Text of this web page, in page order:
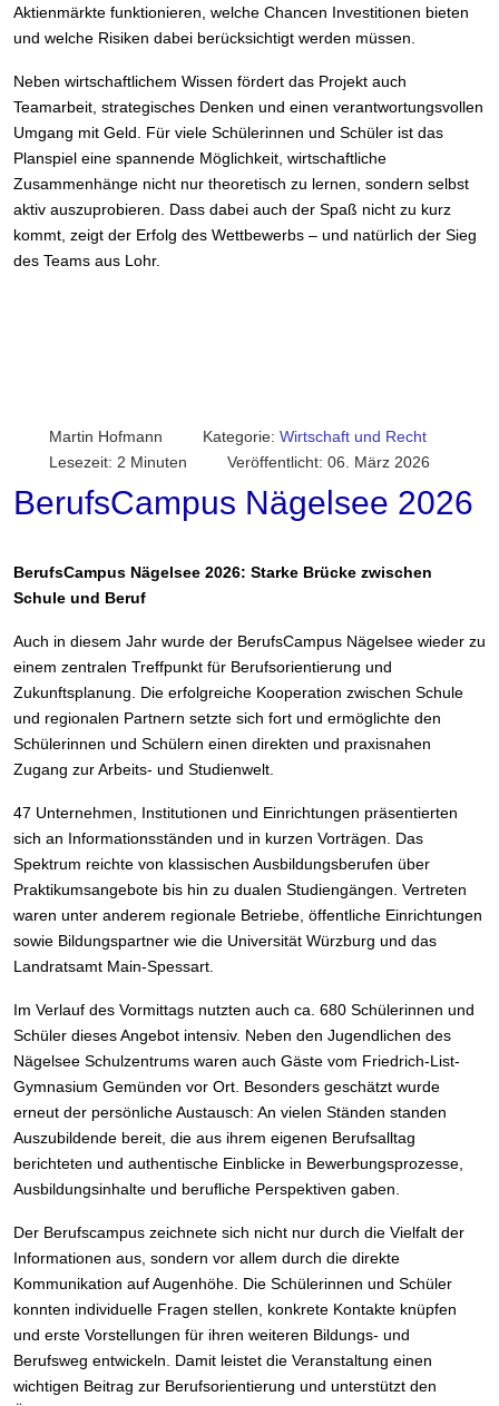
Aktienmärkte funktionieren, welche Chancen Investitionen bieten
und welche Risiken dabei berücksichtigt werden müssen.
Neben wirtschaftlichem Wissen fördert das Projekt auch
Teamarbeit, strategisches Denken und einen verantwortungsvollen
Umgang mit Geld. Für viele Schülerinnen und Schüler ist das
Planspiel eine spannende Möglichkeit, wirtschaftliche
Zusammenhänge nicht nur theoretisch zu lernen, sondern selbst
aktiv auszuprobieren. Dass dabei auch der Spaß nicht zu kurz
kommt, zeigt der Erfolg des Wettbewerbs – und natürlich der Sieg
des Teams aus Lohr.
Martin Hofmann Kategorie: Wirtschaft und Recht
Lesezeit: 2 Minuten
Veröffentlicht: 06. März 2026
BerufsCampus Nägelsee 2026
BerufsCampus Nägelsee 2026: Starke Brücke zwischen
Schule und Beruf
Auch in diesem Jahr wurde der BerufsCampus Nägelsee wieder zu
einem zentralen Treffpunkt für Berufsorientierung und
Zukunftsplanung. Die erfolgreiche Kooperation zwischen Schule
und regionalen Partnern setzte sich fort und ermöglichte den
Schülerinnen und Schülern einen direkten und praxisnahen
Zugang zur Arbeits- und Studienwelt.
47 Unternehmen, Institutionen und Einrichtungen präsentierten
sich an Informationsständen und in kurzen Vorträgen. Das
Spektrum reichte von klassischen Ausbildungsberufen über
Praktikumsangebote bis hin zu dualen Studiengängen. Vertreten
waren unter anderem regionale Betriebe, öffentliche Einrichtungen
sowie Bildungspartner wie die Universität Würzburg und das
Landratsamt Main-Spessart.
Im Verlauf des Vormittags nutzten auch ca. 680 Schülerinnen und
Schüler dieses Angebot intensiv. Neben den Jugendlichen des
Nägelsee Schulzentrums waren auch Gäste vom Friedrich-List-
Gymnasium Gemünden vor Ort. Besonders geschätzt wurde
erneut der persönliche Austausch: An vielen Ständen standen
Auszubildende bereit, die aus ihrem eigenen Berufsalltag
berichteten und authentische Einblicke in Bewerbungsprozesse,
Ausbildungsinhalte und berufliche Perspektiven gaben.
Der Berufscampus zeichnete sich nicht nur durch die Vielfalt der
Informationen aus, sondern vor allem durch die direkte
Kommunikation auf Augenhöhe. Die Schülerinnen und Schüler
konnten individuelle Fragen stellen, konkrete Kontakte knüpfen
und erste Vorstellungen für ihren weiteren Bildungs- und
Berufsweg entwickeln. Damit leistet die Veranstaltung einen
wichtigen Beitrag zur Berufsorientierung und unterstützt den